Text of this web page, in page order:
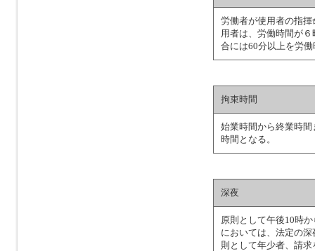
労働者が使用者の指
用者は、労働時間が
合には60分以上を労
拘束時間
始業時間から終業時
時間となる。
深夜
原則として午後10時
においては、法定の
則として年少者、請